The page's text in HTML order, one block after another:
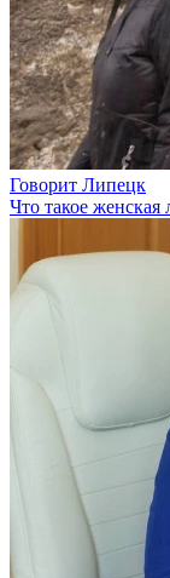
Говорит Липецк
Что такое женская